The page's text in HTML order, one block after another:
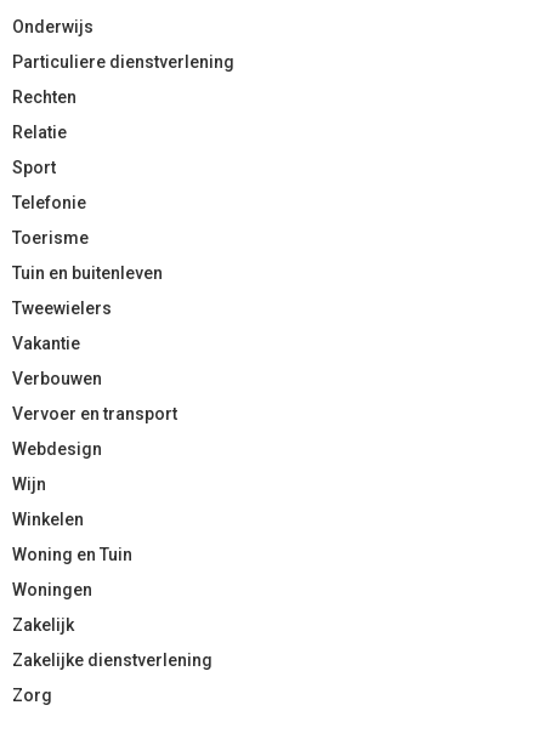
Onderwijs
Particuliere dienstverlening
Rechten
Relatie
Sport
Telefonie
Toerisme
Tuin en buitenleven
Tweewielers
Vakantie
Verbouwen
Vervoer en transport
Webdesign
Wijn
Winkelen
Woning en Tuin
Woningen
Zakelijk
Zakelijke dienstverlening
Zorg